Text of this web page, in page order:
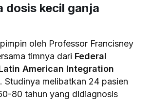
dosis kecil ganja
oleh Professor Francisney
timnya dari Federal
American Integration
Studinya melibatkan 24 pasien
80 tahun yang didiagnosis